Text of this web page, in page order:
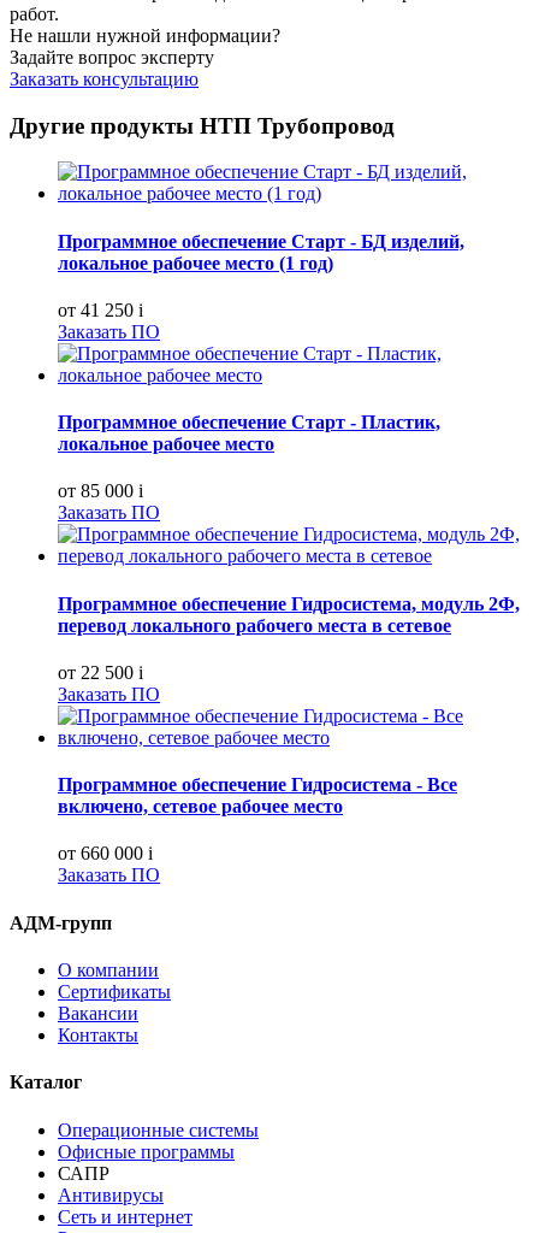
работ.
Не нашли нужной информации?
Задайте вопрос эксперту
Заказать консультацию
Другие продукты НТП Трубопровод
Программное обеспечение Старт - БД изделий,
локальное рабочее место (1 год)
от 41 250 i
Заказать ПО
Программное обеспечение Старт - Пластик,
локальное рабочее место
от 85 000 i
Заказать ПО
Программное обеспечение Гидросистема, модуль 2Ф,
перевод локального рабочего места в сетевое
от 22 500 i
Заказать ПО
Программное обеспечение Гидросистема - Все
включено, сетевое рабочее место
от 660 000 i
Заказать ПО
АДМ-групп
О компании
Сертификаты
Вакансии
Контакты
Каталог
Операционные системы
Офисные программы
САПР
Антивирусы
Сеть и интернет